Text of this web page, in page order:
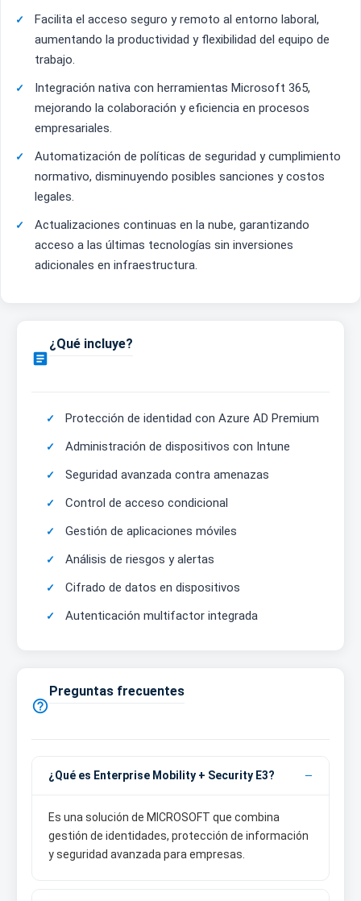
Facilita el acceso seguro y remoto al entorno laboral,
aumentando la productividad y flexibilidad del equipo de
trabajo.
Integración nativa con herramientas Microsoft 365,
mejorando la colaboración y eficiencia en procesos
empresariales.
Automatización de políticas de seguridad y cumplimiento
normativo, disminuyendo posibles sanciones y costos
legales.
Actualizaciones continuas en la nube, garantizando
acceso a las últimas tecnologías sin inversiones
adicionales en infraestructura.

¿Qué incluye?
Protección de identidad con Azure AD Premium
Administración de dispositivos con Intune
Seguridad avanzada contra amenazas
Control de acceso condicional
Gestión de aplicaciones móviles
Análisis de riesgos y alertas
Cifrado de datos en dispositivos
Autenticación multifactor integrada

Preguntas frecuentes
¿Qué es Enterprise Mobility + Security E3?
Es una solución de MICROSOFT que combina
gestión de identidades, protección de información
y seguridad avanzada para empresas.